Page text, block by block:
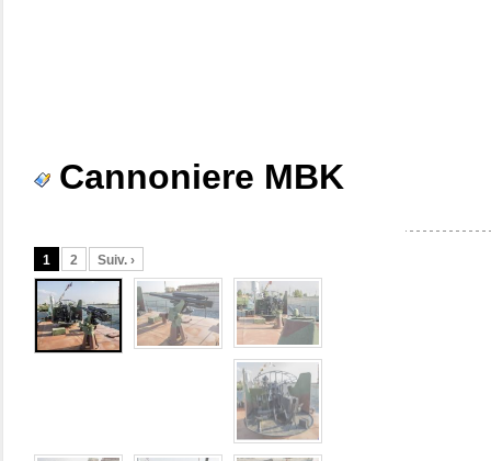
Cannoniere MBK
1 2 Suiv. ›